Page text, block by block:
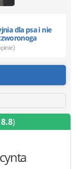
dla psa i nie
8.8)